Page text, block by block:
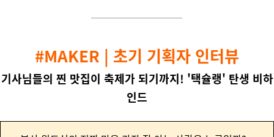
#MAKER | 초기 기획자 인터뷰
기사님들의 찐 맛집이 축제가 되기까지! '택슐랭' 탄생 비하
인드